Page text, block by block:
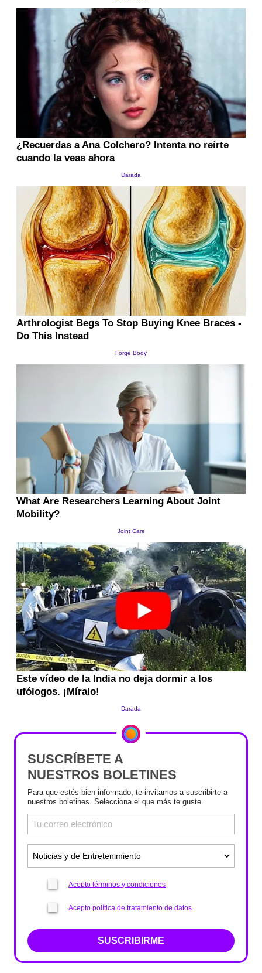
SUSCRÍBETE A
NUESTROS BOLETINES
Para que estés bien informado, te invitamos a suscribirte a
nuestros boletines. Selecciona el que más te guste.
Acepto términos y condiciones
Acepto política de tratamiento de datos
SUSCRIBIRME